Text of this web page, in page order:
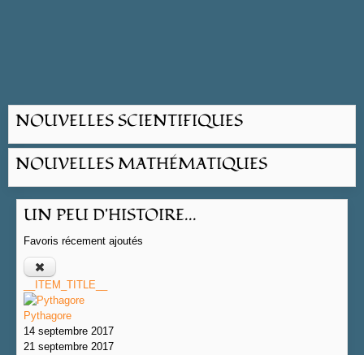
NOUVELLES SCIENTIFIQUES
NOUVELLES MATHÉMATIQUES
UN PEU D'HISTOIRE...
Favoris récement ajoutés
__ITEM_TITLE__
Pythagore
14 septembre 2017
21 septembre 2017